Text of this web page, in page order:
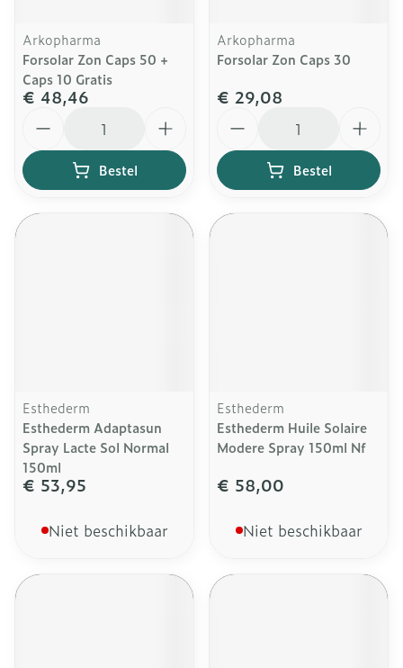
Arkopharma
Forsolar Zon Caps 50 +
Caps 10 Gratis
€ 48,46
Bestel
Arkopharma
Forsolar Zon Caps 30
€ 29,08
Bestel
Esthederm
Esthederm Adaptasun
Spray Lacte Sol Normal
150ml
€ 53,95
Niet beschikbaar
Esthederm
Esthederm Huile Solaire
Modere Spray 150ml Nf
€ 58,00
Niet beschikbaar